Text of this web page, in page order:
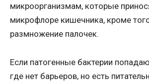
микроорганизмам, которые
микрофлоре кишечника, кроме
размножение палочек.
Если патогенные бактерии
где нет барьеров, но есть